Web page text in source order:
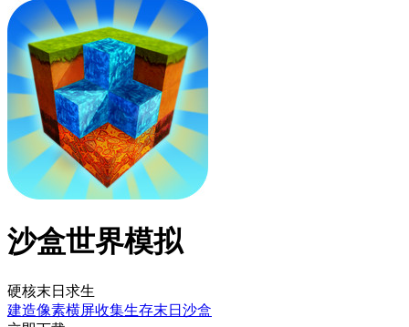
沙盒世界模拟
硬核末日求生
建造像素横屏收集生存末日 沙盒